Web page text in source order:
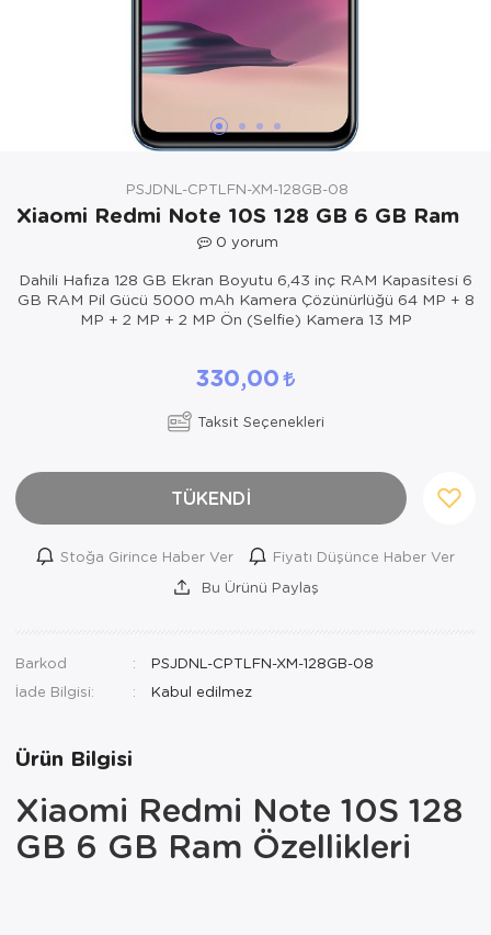
Kozmetik, Kişisel Bakım ve Sağlık
PSJDNL-CPTLFN-XM-128GB-08
Xiaomi Redmi Note 10S 128 GB 6 GB Ram
0 yorum
Dahili Hafıza 128 GB Ekran Boyutu 6,43 inç RAM Kapasitesi 6
GB RAM Pil Gücü 5000 mAh Kamera Çözünürlüğü 64 MP + 8
MP + 2 MP + 2 MP Ön (Selfie) Kamera 13 MP
330,00
Taksit Seçenekleri
TÜKENDİ
Stoğa Girince Haber Ver
Fiyatı Düşünce Haber Ver
Bu Ürünü Paylaş
Barkod
PSJDNL-CPTLFN-XM-128GB-08
İade Bilgisi:
Ürün Bilgisi
Xiaomi Redmi Note 10S 128
GB 6 GB Ram Özellikleri